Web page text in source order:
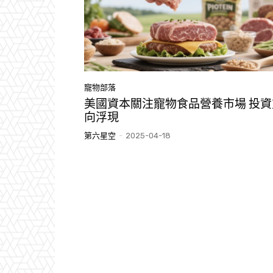
寵物部落
美國資本關注寵物食品營養市場 投
向浮現
第六星空 - 2025-04-18